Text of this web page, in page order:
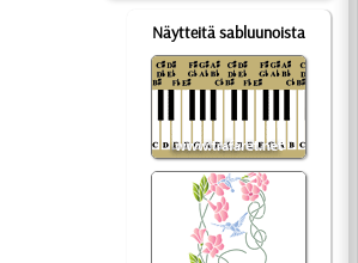
Näytteitä sabluunoista